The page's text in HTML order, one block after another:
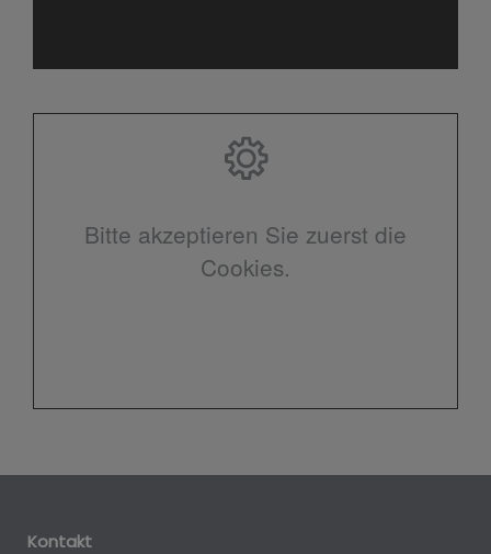
Bitte akzeptieren Sie zuerst die
Cookies.
Kontakt